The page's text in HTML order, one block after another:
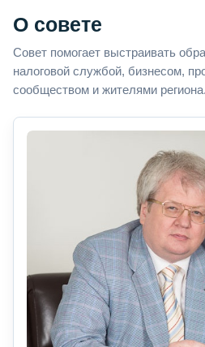
О совете
Совет помогает выстраивать
налоговой службой, бизнесом,
сообществом и жителями региона.